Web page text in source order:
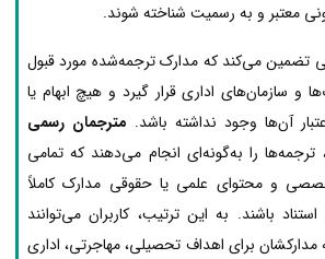
معتبر و به رسمیت شناخته شوند.
تضمین می‌کند که مدارک ترجمه‌شده مورد قبول
و سازمان‌های اداری قرار گیرد و هیچ ابهام یا
آن‌ها وجود نداشته باشد. مترجمان رسمی
ترجمه‌ها را به‌گونه‌ای انجام می‌دهند که تمامی
و محتوای علمی یا حقوقی مدارک کاملاً
باشند. به این ترتیب، کاربران می‌توانند
مدارکشان برای اهداف تحصیلی، مهاجرتی، اداری